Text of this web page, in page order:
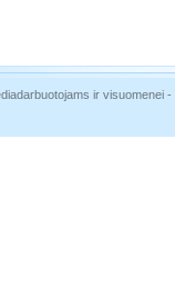
ir visuomenei